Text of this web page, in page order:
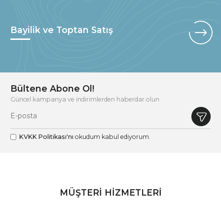
Bayilik ve Toptan Satış
Bültene Abone Ol!
Güncel kampanya ve indirimlerden haberdar olun.
KVKK Politikası'nı okudum kabul ediyorum.
MÜŞTERİ HİZMETLERİ